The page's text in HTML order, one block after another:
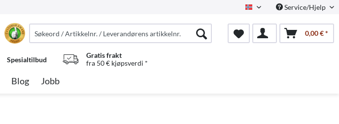
NorwegianService/Hjelp
0,00 € *
Spesialtilbud
Gratis frakt
fra 50 € kjøpsverdi *
Blog Jobb